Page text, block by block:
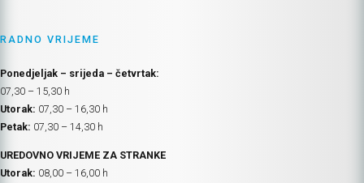
RADNO VRIJEME
Ponedjeljak – srijeda – četvrtak:
07,30 – 15,30 h
Utorak: 07,30 – 16,30 h
Petak: 07,30 – 14,30 h
UREDOVNO VRIJEME ZA STRANKE
Utorak: 08,00 – 16,00 h